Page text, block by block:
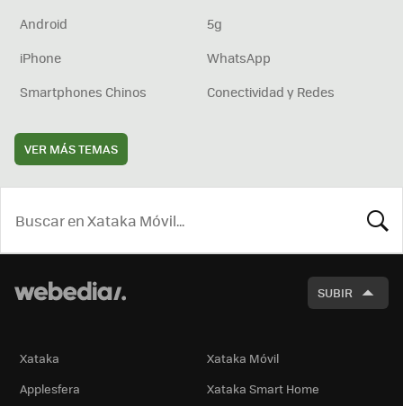
Android
5g
iPhone
WhatsApp
Smartphones Chinos
Conectividad y Redes
VER MÁS TEMAS
SUBIR
Xataka
Xataka Móvil
Applesfera
Xataka Smart Home